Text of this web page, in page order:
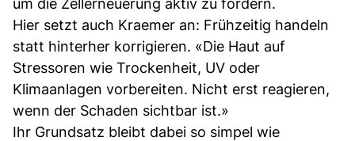
um die Zellerneuerung aktiv zu fördern.
Hier setzt auch Kraemer an: Frühzeitig handeln
statt hinterher korrigieren. «Die Haut auf
Stressoren wie Trockenheit, UV oder
Klimaanlagen vorbereiten. Nicht erst reagieren,
wenn der Schaden sichtbar ist.»
Ihr Grundsatz bleibt dabei so simpel wie